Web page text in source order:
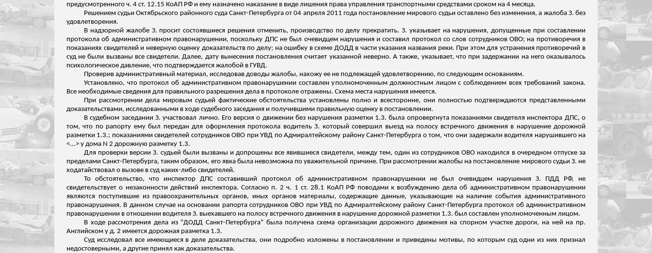
предусмотренного ч. 4 ст. 12.15 КоАП РФ и ему назначено наказание в виде лишения права управления транспортными средствами сроком на 4 месяца.
Решением судьи Октябрьского районного суда Санкт-Петербурга от 04 апреля 2011 года постановление мирового судьи оставлено без изменения, а жалоба З. без
удовлетворения.
В надзорной жалобе З. просит состоявшиеся решения отменить, производство по делу прекратить. З. указывает на нарушения, допущенные при составлении
протокола об административном правонарушении, поскольку ДПС не был очевидцем нарушения и составил протокол со слов сотрудников ОВО; на противоречия в
показаниях свидетелей и неверную оценку доказательств по делу; на ошибку в схеме ДОДД в части указания названия реки. При этом для устранения противоречий в
суд не были вызваны все свидетели. Далее, дату вынесения постановления считает указанной неверно. А также, указывает, что при задержании на него оказывалось
психологическое давление, что подтверждается жалобой в ГУВД.
Проверив административный материал, исследовав доводы жалобы, нахожу ее не подлежащей удовлетворению, по следующим основаниям.
Установлено, что протокол об административном правонарушении составлен уполномоченным должностным лицом с соблюдением всех требований закона.
Все необходимые сведения для правильного разрешения дела в протоколе отражены. Схема места нарушения имеется.
При рассмотрении дела мировым судьей фактические обстоятельства установлены полно и всесторонне, они полностью подтверждаются представленными
доказательствами, исследованными в ходе судебного заседания и получившими правильную оценку в постановлении.
В судебном заседании З. участвовал лично. Его версия о движении без нарушения разметки 1.3. была опровергнута показаниями свидетеля инспектора ДПС, о
том, что по рапорту ему был передан для оформления протокола водитель З. который совершил выезд на полосу встречного движения в нарушение дорожной
разметки 1.3.; показаниями свидетелей сотрудников ОВО при УВД по Адмиралтейскому району Санкт-Петербурга о том, что они задержали водителя нарушившего на
<...> у дома N 2 дорожную разметку 1.3.
Для проверки версии З. судьей были вызваны и допрошены все явившиеся свидетели, между тем, один из сотрудников ОВО находился в очередном отпуске за
пределами Санкт-Петербурга, таким образом, его явка была невозможна по уважительной причине. При рассмотрении жалобы на постановление мирового судьи З. не
ходатайствовал о вызове в суд каких-либо свидетелей.
То обстоятельство, что инспектор ДПС составивший протокол об административном правонарушении не был очевидцем нарушения З. ПДД РФ, не
свидетельствует о незаконности действий инспектора. Согласно п. 2 ч. 1 ст. 28.1 КоАП РФ поводами к возбуждению дела об административном правонарушении
являются поступившие из правоохранительных органов, иных органов материалы, содержащие данные, указывающие на наличие события административного
правонарушения. В данном случае на основании рапорта сотрудников ОВО при УВД по Адмиралтейскому району Санкт-Петербурга протокол об административном
правонарушении в отношении водителя З. выехавшего на полосу встречного движения в нарушение дорожной разметки 1.3. был составлен уполномоченным лицом.
В ходе рассмотрения дела из "ДОДД Санкт-Петербурга" была получена схема организации дорожного движения на спорном участке дороги, на ней на пр.
Английском у д. 2 имеется дорожная разметка 1.3.
Суд исследовал все имеющиеся в деле доказательства, они подробно изложены в постановлении и приведены мотивы, по которым суд одни из них признал
недостоверными, а другие принял как доказательства.